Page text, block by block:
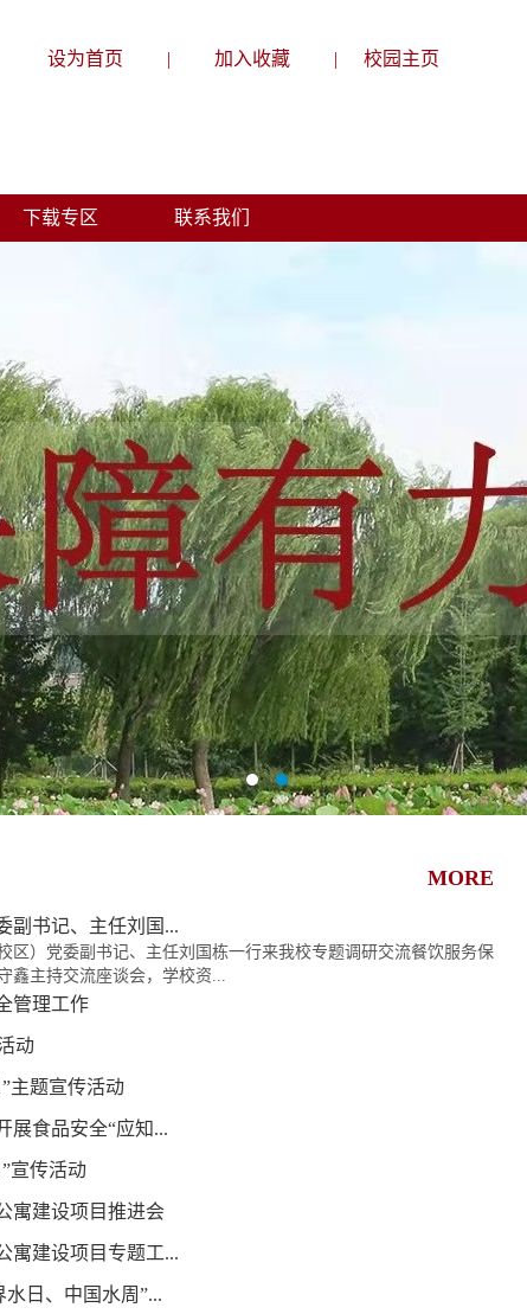
设为首页 | 加入收藏 | 校园主页
下载专区 联系我们
MORE
副书记、主任刘国...
区）党委副书记、主任刘国栋一行来我校专题调研交流餐饮服务保
鑫主持交流座谈会，学校资...
管理工作
动
主题宣传活动
展食品安全“应知...
宣传活动
寓建设项目推进会
寓建设项目专题工...
水日、中国水周”...